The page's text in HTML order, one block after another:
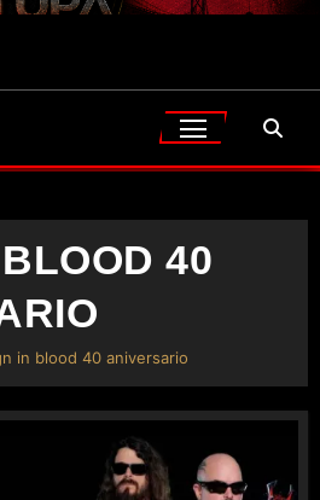
40
in blood 40 aniversario